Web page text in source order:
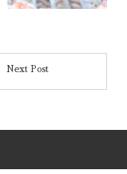
Next Post